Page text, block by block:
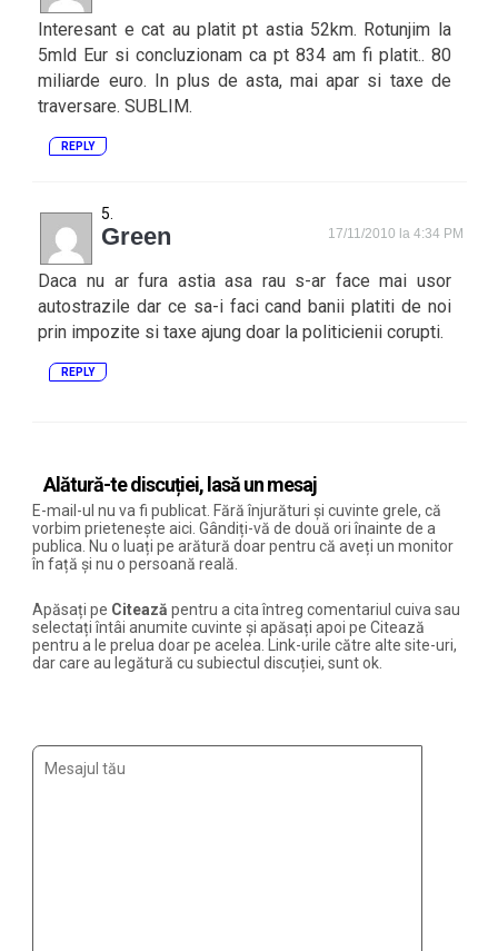
Interesant e cat au platit pt astia 52km. Rotunjim la
5mld Eur si concluzionam ca pt 834 am fi platit.. 80
miliarde euro. In plus de asta, mai apar si taxe de
traversare. SUBLIM.
REPLY
Green 17/11/2010 la 4:34 PM
Daca nu ar fura astia asa rau s-ar face mai usor
autostrazile dar ce sa-i faci cand banii platiti de noi
prin impozite si taxe ajung doar la politicienii corupti.
REPLY
Alătură-te discuției, lasă un mesaj
E-mail-ul nu va fi publicat. Fără înjurături și cuvinte grele, că
vorbim prietenește aici. Gândiți-vă de două ori înainte de a
publica. Nu o luați pe arătură doar pentru că aveți un monitor
în față și nu o persoană reală.
Apăsați pe Citează pentru a cita întreg comentariul cuiva sau
selectați întâi anumite cuvinte și apăsați apoi pe Citează
pentru a le prelua doar pe acelea. Link-urile către alte site-uri,
dar care au legătură cu subiectul discuției, sunt ok.